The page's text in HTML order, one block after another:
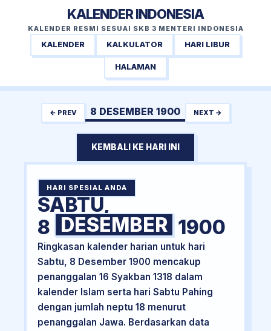
KALENDER INDONESIA
KALENDER RESMI SESUAI SKB 3 MENTERI INDONESIA
KALENDER KALKULATOR HARI LIBUR
HALAMAN
← PREV 8 DESEMBER 1900 NEXT →
KEMBALI KE HARI INI
HARI SPESIAL ANDA
SABTU,
8 DESEMBER 1900
Ringkasan kalender harian untuk hari
Sabtu, 8 Desember 1900 mencakup
penanggalan 16 Syakban 1318 dalam
kalender Islam serta hari Sabtu Pahing
dengan jumlah neptu 18 menurut
penanggalan Jawa. Berdasarkan data